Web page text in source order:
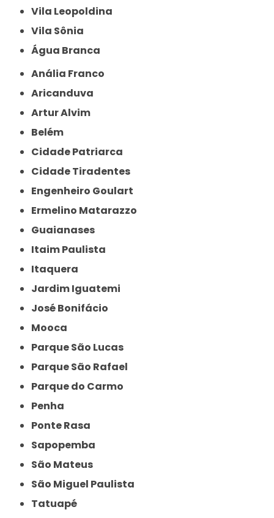
Vila Leopoldina
Vila Sônia
Água Branca
Anália Franco
Aricanduva
Artur Alvim
Belém
Cidade Patriarca
Cidade Tiradentes
Engenheiro Goulart
Ermelino Matarazzo
Guaianases
Itaim Paulista
Itaquera
Jardim Iguatemi
José Bonifácio
Mooca
Parque São Lucas
Parque São Rafael
Parque do Carmo
Penha
Ponte Rasa
Sapopemba
São Mateus
São Miguel Paulista
Tatuapé